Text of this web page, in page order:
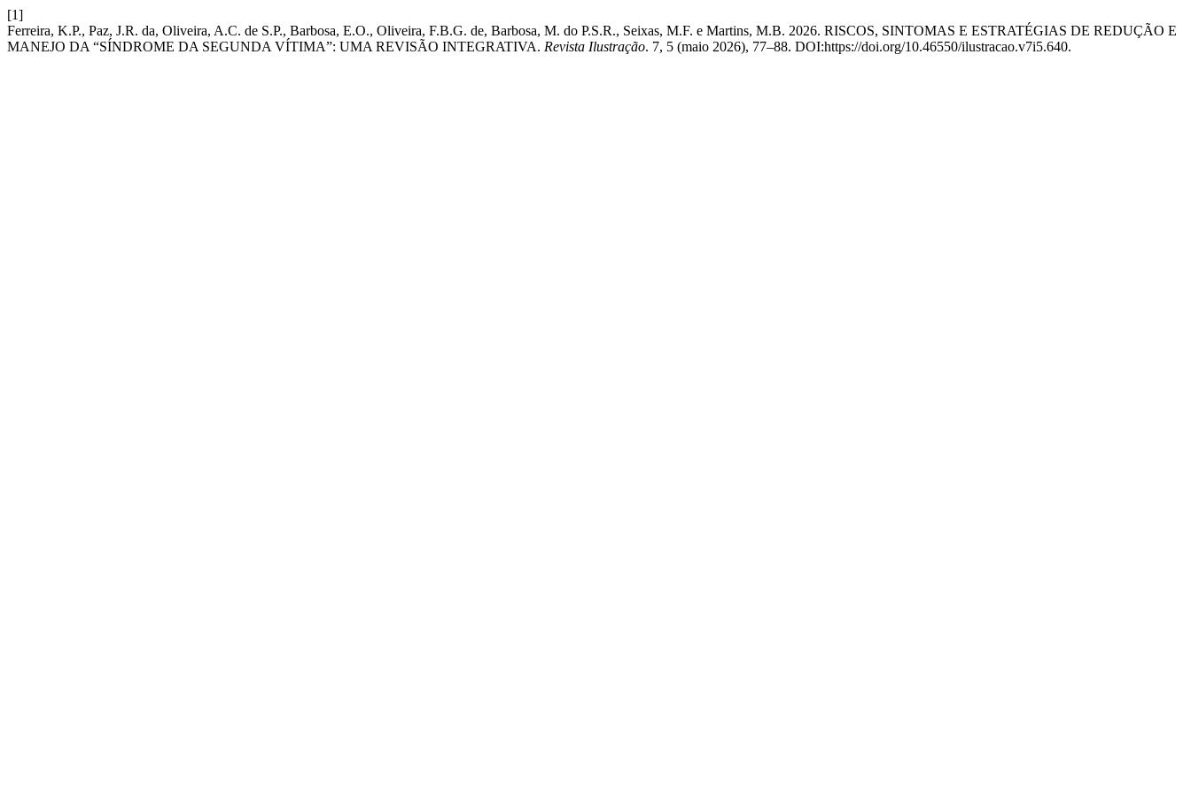
[1]
Ferreira, K.P., Paz, J.R. da, Oliveira, A.C. de S.P., Barbosa, E.O., Oliveira, F.B.G. de, Barbosa, M. do P.S.R., Seixas, M.F. e Martins, M.B. 2026. RISCOS, SINTOMAS E ESTRATÉGIAS DE REDUÇÃO E
MANEJO DA “SÍNDROME DA SEGUNDA VÍTIMA”: UMA REVISÃO INTEGRATIVA. Revista Ilustração. 7, 5 (maio 2026), 77–88. DOI:https://doi.org/10.46550/ilustracao.v7i5.640.